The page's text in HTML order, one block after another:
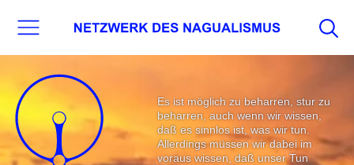
Es ist möglich zu beharren, stur zu
beharren, auch wenn wir wissen,
daß es sinnlos ist, was wir tun.
Allerdings müssen wir dabei im
voraus wissen, daß unser Tun